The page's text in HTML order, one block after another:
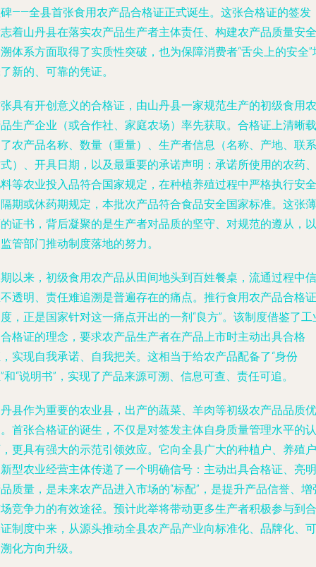
——全县首张食用农产品合格证正式诞生。这张合格证的签发
着山丹县在落实农产品生产者主体责任、构建农产品质量安全
体系方面取得了实质性突破，也为保障消费者“舌尖上的安全”
新的、可靠的凭证。
具有开创意义的合格证，由山丹县一家规范生产的初级食用农
生产企业（或合作社、家庭农场）率先获取。合格证上清晰载
农产品名称、数量（重量）、生产者信息（名称、产地、联系
）、开具日期，以及最重要的承诺声明：承诺所使用的农药、
等农业投入品符合国家规定，在种植养殖过程中严格执行安全
期或休药期规定，本批次产品符合食品安全国家标准。这张薄
证书，背后凝聚的是生产者对品质的坚守、对规范的遵从，以
管部门推动制度落地的努力。
以来，初级食用农产品从田间地头到百姓餐桌，流通过程中信
透明、责任难追溯是普遍存在的痛点。推行食用农产品合格证
，正是国家针对这一痛点开出的一剂“良方”。该制度借鉴了工
格证的理念，要求农产品生产者在产品上市时主动出具合格
实现自我承诺、自我把关。这相当于给农产品配备了“身份
和“说明书”，实现了产品来源可溯、信息可查、责任可追。
县作为重要的农业县，出产的蔬菜、羊肉等初级农产品品质优
首张合格证的诞生，不仅是对签发主体自身质量管理水平的认
更具有强大的示范引领效应。它向全县广大的种植户、养殖户
型农业经营主体传递了一个明确信号：主动出具合格证、亮明
质量，是未来农产品进入市场的“标配”，是提升产品信誉、增
竞争力的有效途径。预计此举将带动更多生产者积极参与到合
制度中来，从源头推动全县农产品产业向标准化、品牌化、可
化方向升级。